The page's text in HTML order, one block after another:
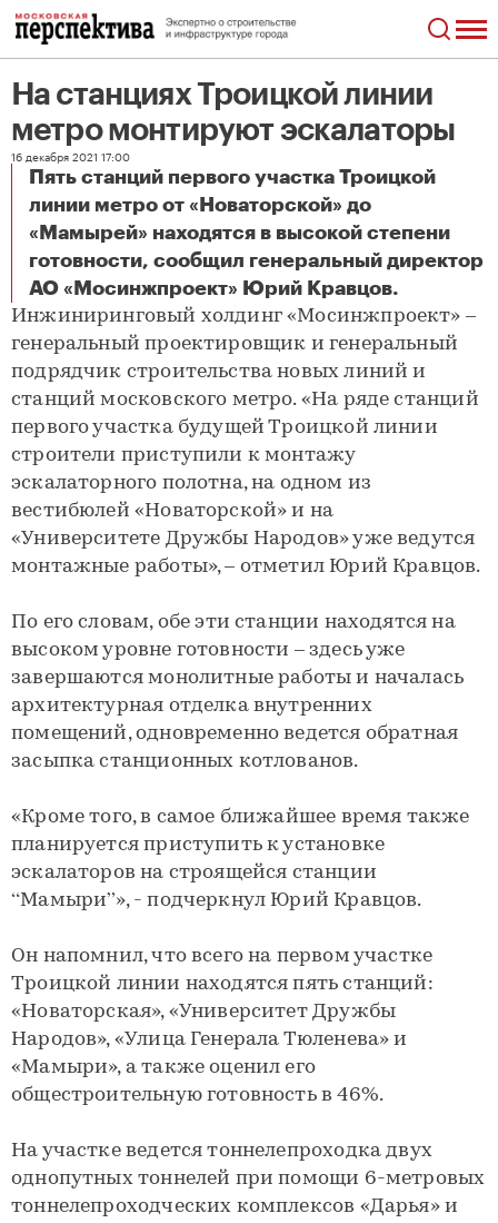
На станциях Троицкой линии
метро монтируют эскалаторы
16 декабря 2021 17:00
Пять станций первого участка Троицкой
линии метро от «Новаторской» до
«Мамырей» находятся в высокой степени
готовности, сообщил генеральный директор
АО «Мосинжпроект» Юрий Кравцов.
Инжиниринговый холдинг «Мосинжпроект» –
генеральный проектировщик и генеральный
подрядчик строительства новых линий и
станций московского метро. «На ряде станций
первого участка будущей Троицкой линии
строители приступили к монтажу
эскалаторного полотна, на одном из
вестибюлей «Новаторской» и на
«Университете Дружбы Народов» уже ведутся
монтажные работы», – отметил Юрий Кравцов.
По его словам, обе эти станции находятся на
высоком уровне готовности – здесь уже
завершаются монолитные работы и началась
архитектурная отделка внутренних
помещений, одновременно ведется обратная
засыпка станционных котлованов.
«Кроме того, в самое ближайшее время также
планируется приступить к установке
эскалаторов на строящейся станции
“Мамыри”», - подчеркнул Юрий Кравцов.
Он напомнил, что всего на первом участке
Троицкой линии находятся пять станций:
«Новаторская», «Университет Дружбы
Народов», «Улица Генерала Тюленева» и
«Мамыри», а также оценил его
общестроительную готовность в 46%.
На участке ведется тоннелепроходка двух
однопутных тоннелей при помощи 6-метровых
тоннелепроходческих комплексов «Дарья» и